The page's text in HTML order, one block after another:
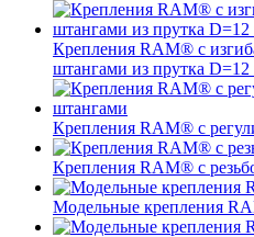
Крепления RAM® с
штангами из прутка
Крепления RAM® c
Крепления RAM® с
Модельные крепления